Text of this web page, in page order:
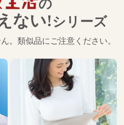
の
ない!シリーズ
。類似品にご注意ください。